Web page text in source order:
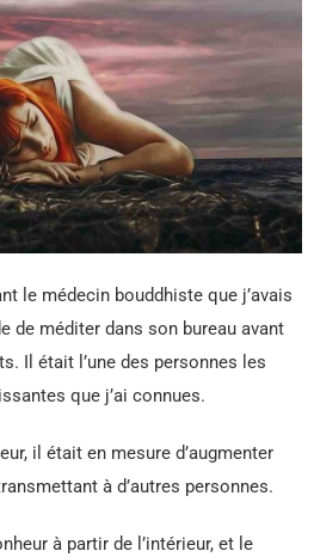
le médecin bouddhiste que j’avais
de méditer dans son bureau avant
Il était l’une des personnes les
que j’ai connues.
il était en mesure d’augmenter
à d’autres personnes.
à partir de l’intérieur, et le